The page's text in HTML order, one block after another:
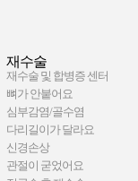
재수술
재수술 및 합병증 센터
뼈가 안붙어요
심부감염/골수염
다리길이가 달라요
신경손상
관절이 굳었어요